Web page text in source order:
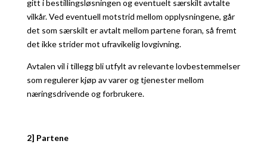
gitt i bestillingsløsningen og eventuelt særskilt avtalte
vilkår. Ved eventuell motstrid mellom opplysningene, går
det som særskilt er avtalt mellom partene foran, så fremt
det ikke strider mot ufravikelig lovgivning.
Avtalen vil i tillegg bli utfylt av relevante lovbestemmelser
som regulerer kjøp av varer og tjenester mellom
næringsdrivende og forbrukere.
2] Partene